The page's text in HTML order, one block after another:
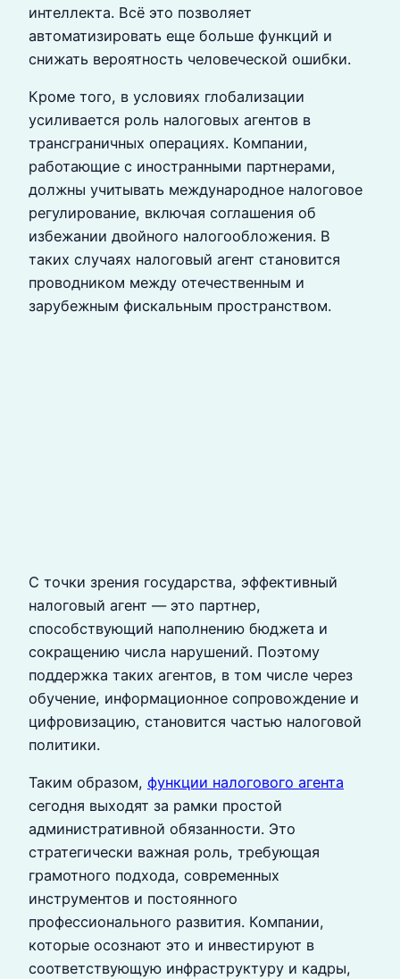
интеллекта. Всё это позволяет
автоматизировать еще больше функций и
снижать вероятность человеческой ошибки.
Кроме того, в условиях глобализации
усиливается роль налоговых агентов в
трансграничных операциях. Компании,
работающие с иностранными партнерами,
должны учитывать международное налоговое
регулирование, включая соглашения об
избежании двойного налогообложения. В
таких случаях налоговый агент становится
проводником между отечественным и
зарубежным фискальным пространством.
С точки зрения государства, эффективный
налоговый агент — это партнер,
способствующий наполнению бюджета и
сокращению числа нарушений. Поэтому
поддержка таких агентов, в том числе через
обучение, информационное сопровождение и
цифровизацию, становится частью налоговой
политики.
Таким образом, функции налогового агента
сегодня выходят за рамки простой
административной обязанности. Это
стратегически важная роль, требующая
грамотного подхода, современных
инструментов и постоянного
профессионального развития. Компании,
которые осознают это и инвестируют в
соответствующую инфраструктуру и кадры,